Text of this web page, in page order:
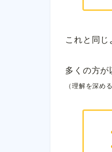
これと同
多くの方
（理解を深め